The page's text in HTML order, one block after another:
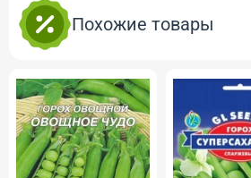
Похожие товары